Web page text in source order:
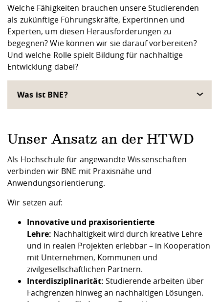
Welche Fähigkeiten brauchen unsere Studierenden
als zukünftige Führungskräfte, Expertinnen und
Experten, um diesen Herausforderungen zu
begegnen? Wie können wir sie darauf vorbereiten?
Und welche Rolle spielt Bildung für nachhaltige
Entwicklung dabei?
Was ist BNE?
Unser Ansatz an der HTWD
Als Hochschule für angewandte Wissenschaften
verbinden wir BNE mit Praxisnähe und
Anwendungsorientierung.
Wir setzen auf:
Innovative und praxisorientierte
Lehre: Nachhaltigkeit wird durch kreative Lehre
und in realen Projekten erlebbar – in Kooperation
mit Unternehmen, Kommunen und
zivilgesellschaftlichen Partnern.
Interdisziplinarität: Studierende arbeiten über
Fachgrenzen hinweg an nachhaltigen Lösungen.